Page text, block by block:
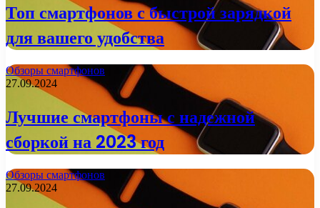
Топ смартфонов с быстрой зарядкой
для вашего удобства
Обзоры смартфонов
27.09.2024
Лучшие смартфоны с надежной
сборкой на 2023 год
Обзоры смартфонов
27.09.2024